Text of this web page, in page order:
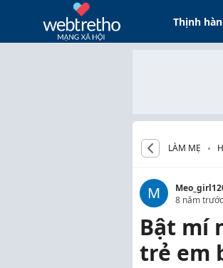
Thịnh
LÀM MẸ
M
8 năm trước
Bật mí
trẻ em